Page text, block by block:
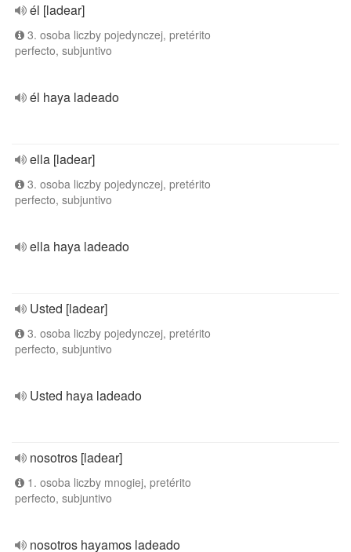
él [ladear]
3. osoba liczby pojedynczej, pretérito
perfecto, subjuntivo
él haya ladeado
ella [ladear]
3. osoba liczby pojedynczej, pretérito
perfecto, subjuntivo
ella haya ladeado
Usted [ladear]
3. osoba liczby pojedynczej, pretérito
perfecto, subjuntivo
Usted haya ladeado
nosotros [ladear]
1. osoba liczby mnogiej, pretérito
perfecto, subjuntivo
nosotros hayamos ladeado